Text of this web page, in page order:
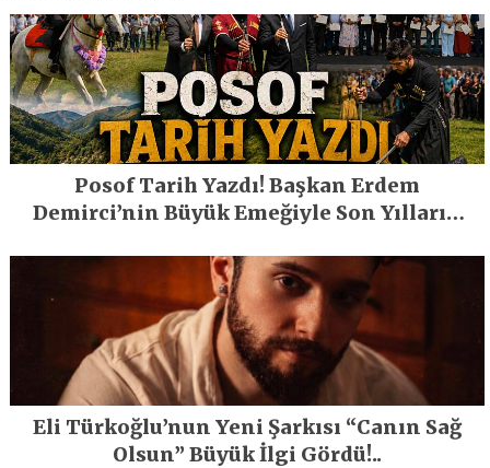
Posof Tarih Yazdı! Başkan Erdem
Demirci’nin Büyük Emeğiyle Son Yılların
Eli Türkoğlu’nun Yeni Şarkısı “Canın Sağ
Olsun” Büyük İlgi Gördü!..